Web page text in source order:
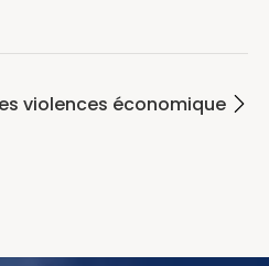
violences économique